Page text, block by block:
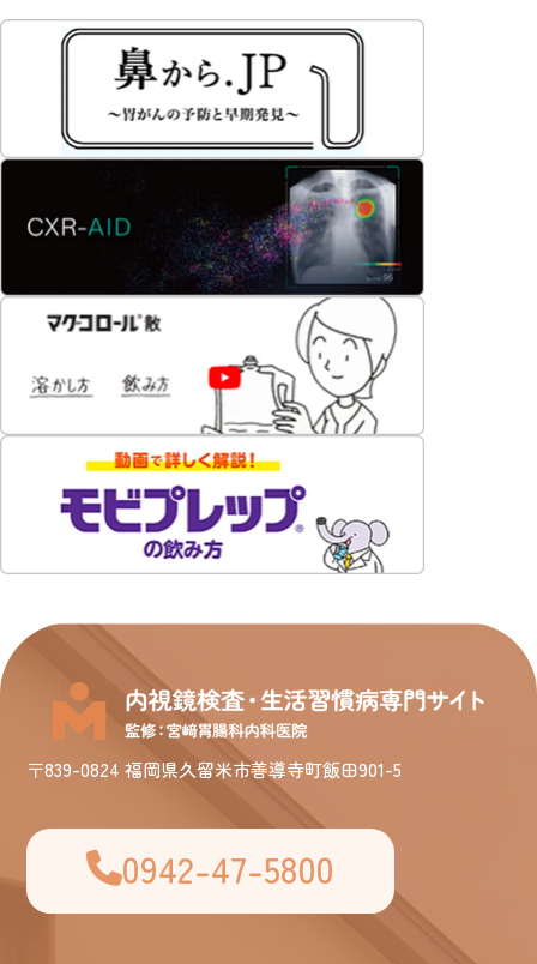
〒839-0824 福岡県久留米市善導寺町飯田901-5
0942-47-5800